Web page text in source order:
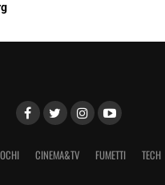
CINEMA&TV FUMETTI TECH